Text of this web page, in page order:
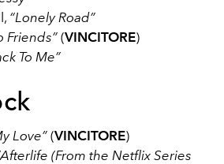
“Lonely Road”
Friends”(VINCITORE)
To Me”
Love”(VINCITORE)
(From the Netflix Series